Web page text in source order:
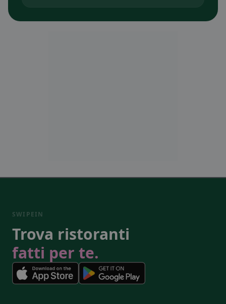
SWIPEIN
Trova ristoranti
fatti per te.